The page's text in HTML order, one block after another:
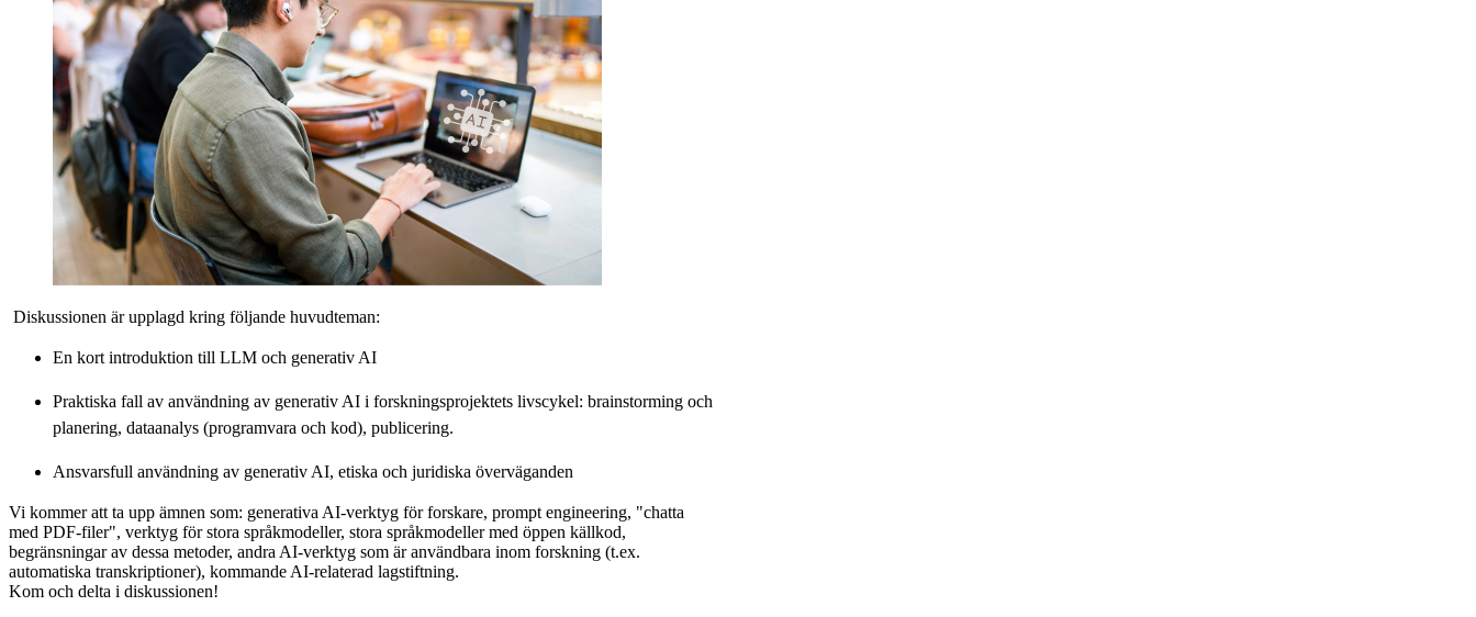
Diskussionen är upplagd kring följande huvudteman:
En kort introduktion till LLM och generativ AI
Praktiska fall av användning av generativ AI i forskningsprojektets livscykel: brainstorming och
planering, dataanalys (programvara och kod), publicering.
Ansvarsfull användning av generativ AI, etiska och juridiska överväganden
Vi kommer att ta upp ämnen som: generativa AI-verktyg för forskare, prompt engineering, "chatta
med PDF-filer", verktyg för stora språkmodeller, stora språkmodeller med öppen källkod,
begränsningar av dessa metoder, andra AI-verktyg som är användbara inom forskning (t.ex.
automatiska transkriptioner), kommande AI-relaterad lagstiftning.
Kom och delta i diskussionen!